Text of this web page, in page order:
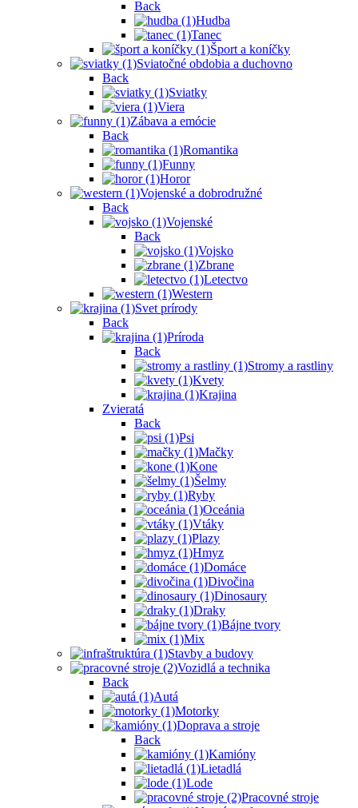
Back
Hudba
Tanec
Šport a koníčky
Sviatočné obdobia a duchovno
Back
Sviatky
Viera
Zábava a emócie
Back
Romantika
Funny
Horor
Vojenské a dobrodružné
Back
Vojenské
Back
Vojsko
Zbrane
Letectvo
Western
Svet prírody
Back
Príroda
Back
Stromy a rastliny
Kvety
Krajina
Zvieratá
Back
Psi
Mačky
Kone
Šelmy
Ryby
Oceánia
Vtáky
Plazy
Hmyz
Domáce
Divočina
Dinosaury
Draky
Bájne tvory
Mix
Stavby a budovy
Vozidlá a technika
Back
Autá
Motorky
Doprava a stroje
Back
Kamióny
Lietadlá
Lode
Pracovné stroje